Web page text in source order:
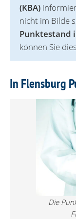
(KBA)
nicht im Bilde
Punktestand
können Sie
In Flensburg
Die